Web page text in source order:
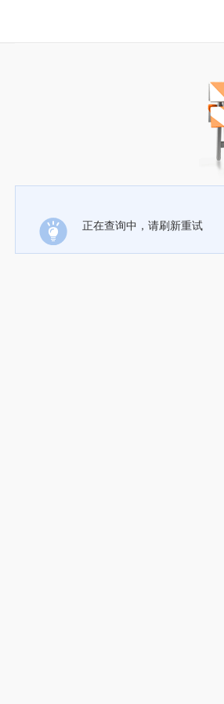
正在查询中，请刷新重试